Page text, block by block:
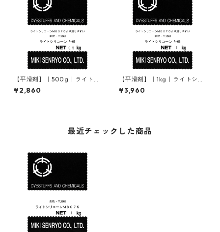
【平滑剤】｜500g｜ライトシ
リコーンA-66
¥2,860
【平滑剤】｜1kg｜ライトシリ
コーンA-66
¥3,960
最近チェックした商品